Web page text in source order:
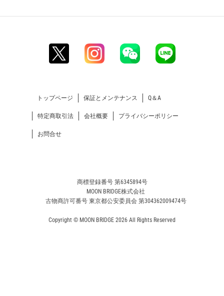
トップページ 保証とメンテナンス Q＆A
特定商取引法 会社概要 プライバシーポリシー
お問合せ
商標登録番号 第6345894号
MOON BRIDGE株式会社
古物商許可番号 東京都公安委員会 第304362009474号
Copyright © MOON BRIDGE 2026 All Rights Reserved